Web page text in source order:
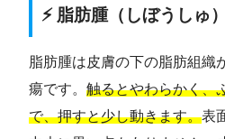
⚡ 脂肪腫（しぼうしゅ）
脂肪腫は皮膚の下の脂肪組織
瘍です。 触るとやわらかく、
で、押すと少し動きます。表